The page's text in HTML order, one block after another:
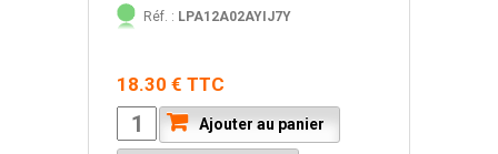
Réf. : LPA12A02AYIJ7Y
18.30 € TTC
Ajouter au panier